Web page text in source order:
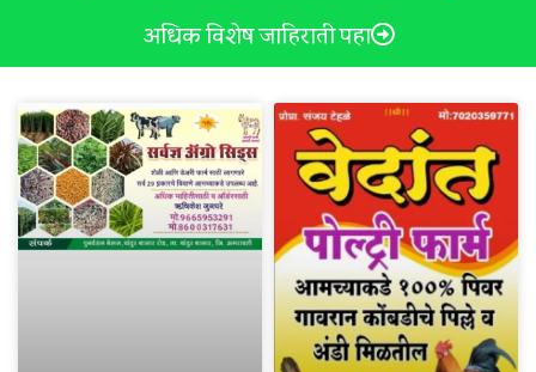
अधिक विशेष जाहिराती पहा